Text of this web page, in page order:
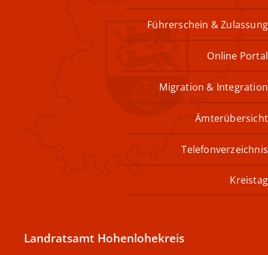
Führerschein & Zulassung
Online Portal
Migration & Integration
Ämterübersicht
Telefonverzeichnis
Kreistag
Landratsamt Hohenlohekreis